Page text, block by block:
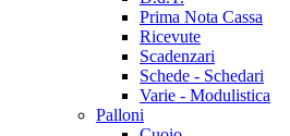
Prima Nota Cassa
Ricevute
Scadenzari
Schede - Schedari
Varie - Modulistica
Palloni